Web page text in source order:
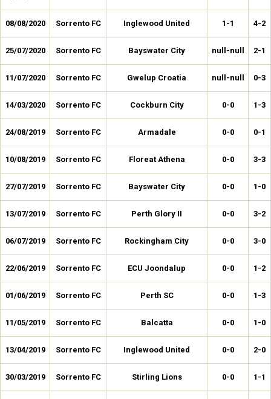
08/08/2020 Sorrento FC Inglewood United 1-1 4-2
25/07/2020 Sorrento FC Bayswater City null-null 2-1
11/07/2020 Sorrento FC Gwelup Croatia null-null 0-3
14/03/2020 Sorrento FC Cockburn City 0-0 1-3
24/08/2019 Sorrento FC Armadale 0-0 0-1
10/08/2019 Sorrento FC Floreat Athena 0-0 3-3
27/07/2019 Sorrento FC Bayswater City 0-0 1-0
13/07/2019 Sorrento FC Perth Glory II 0-0 3-2
06/07/2019 Sorrento FC Rockingham City 0-0 3-0
22/06/2019 Sorrento FC ECU Joondalup 0-0 1-2
01/06/2019 Sorrento FC Perth SC 0-0 1-3
11/05/2019 Sorrento FC Balcatta 0-0 1-0
13/04/2019 Sorrento FC Inglewood United 0-0 2-0
30/03/2019 Sorrento FC Stirling Lions 0-0 1-1